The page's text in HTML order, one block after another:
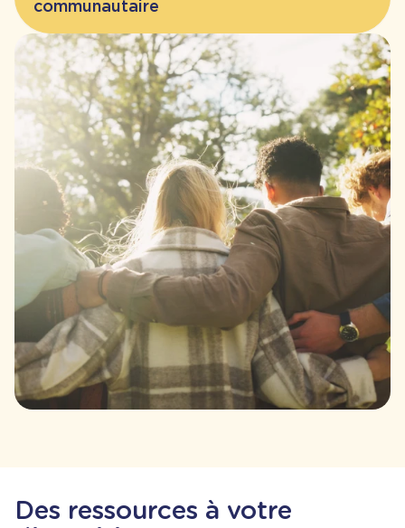
communautaire
Des ressources à votre